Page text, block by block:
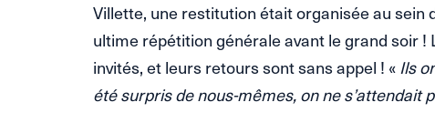
Villette, une restitution était organisée au
ultime répétition générale avant le grand soir
invités, et leurs retours sont sans appel ! « Ils
été surpris de nous-mêmes, on ne s’attendait